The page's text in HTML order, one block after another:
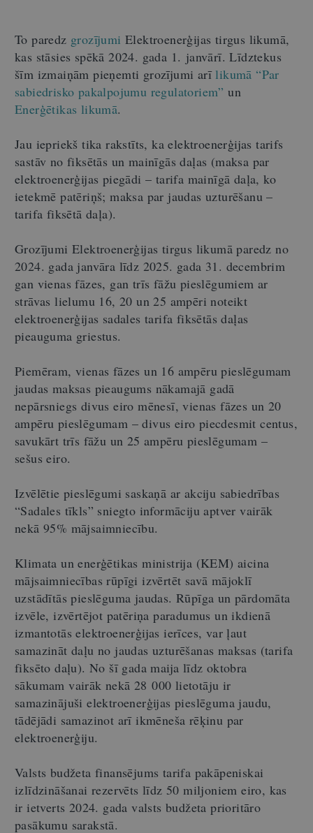
To paredz grozījumi Elektroenerģijas tirgus likumā,
kas stāsies spēkā 2024. gada 1. janvārī. Līdztekus
šīm izmaiņām pieņemti grozījumi arīlikumā “Par
sabiedrisko pakalpojumu regulatoriem” un
Enerģētikas likumā.
Jau iepriekš tika rakstīts, ka elektroenerģijas tarifs
sastāv no fiksētās un mainīgās daļas (maksa par
elektroenerģijas piegādi – tarifa mainīgā daļa, ko
ietekmē patēriņš; maksa par jaudas uzturēšanu –
tarifa fiksētā daļa).
Grozījumi Elektroenerģijas tirgus likumā paredz no
2024. gada janvāra līdz 2025. gada 31. decembrim
gan vienas fāzes, gan trīs fāžu pieslēgumiem ar
strāvas lielumu 16, 20 un 25 ampēri noteikt
elektroenerģijas sadales tarifa fiksētās daļas
pieauguma griestus.
Piemēram, vienas fāzes un 16 ampēru pieslēgumam
jaudas maksas pieaugums nākamajā gadā
nepārsniegs divus eiro mēnesī, vienas fāzes un 20
ampēru pieslēgumam – divus eiro piecdesmit centus,
savukārt trīs fāžu un 25 ampēru pieslēgumam –
sešus eiro.
Izvēlētie pieslēgumi saskaņā ar akciju sabiedrības
“Sadales tīkls” sniegto informāciju aptver vairāk
nekā 95% mājsaimniecību.
Klimata un enerģētikas ministrija (KEM) aicina
mājsaimniecības rūpīgi izvērtēt savā mājoklī
uzstādītās pieslēguma jaudas. Rūpīga un pārdomāta
izvēle, izvērtējot patēriņa paradumus un ikdienā
izmantotās elektroenerģijas ierīces, var ļaut
samazināt daļu no jaudas uzturēšanas maksas (tarifa
fiksēto daļu). No šī gada maija līdz oktobra
sākumam vairāk nekā 28 000 lietotāju ir
samazinājuši elektroenerģijas pieslēguma jaudu,
tādējādi samazinot arī ikmēneša rēķinu par
elektroenerģiju.
Valsts budžeta finansējums tarifa pakāpeniskai
izlīdzināšanai rezervēts līdz 50 miljoniem eiro, kas
ir ietverts 2024. gada valsts budžeta prioritāro
pasākumu sarakstā.